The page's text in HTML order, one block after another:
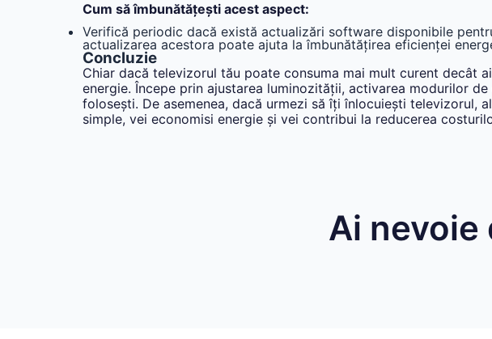
Cum să îmbunătățești acest aspect:
Verifică periodic dacă există actualizări software disponibile
actualizarea acestora poate ajuta la îmbunătățirea eficienței
Concluzie
Chiar dacă televizorul tău poate consuma mai mult curent decât
energie. Începe prin ajustarea luminozității, activarea modurilor
folosești. De asemenea, dacă urmezi să îți înlocuiești televizorul,
simple, vei economisi energie și vei contribui la reducerea
Ai nevoie